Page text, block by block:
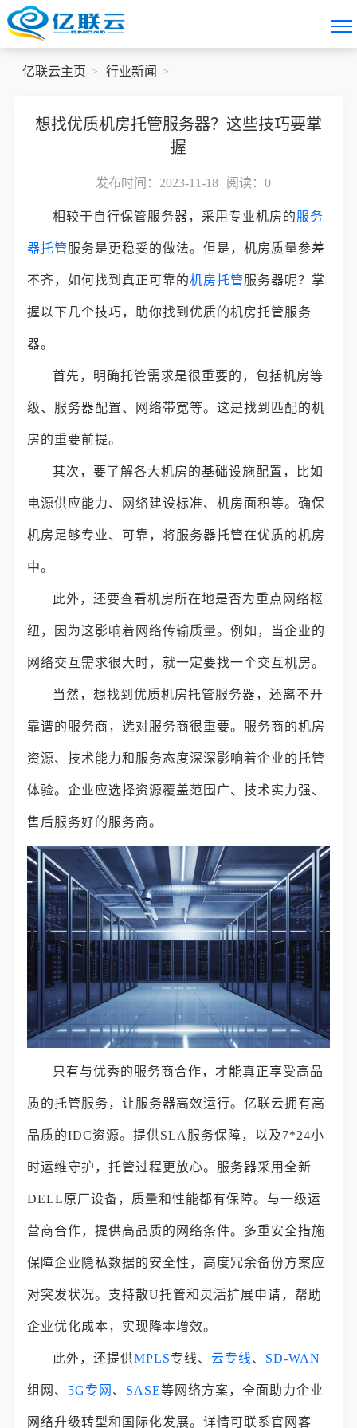
亿联云主页 行业新闻
想找优质机房托管服务器？这些技巧要掌
握
发布时间：2023-11-18 阅读： 0
相较于自行保管服务器，采用专业机房的服务
器托管服务是更稳妥的做法。但是，机房质量参差
不齐，如何找到真正可靠的机房托管服务器呢？掌
握以下几个技巧，助你找到优质的机房托管服务
器。
首先，明确托管需求是很重要的，包括机房等
级、服务器配置、网络带宽等。这是找到匹配的机
房的重要前提。
其次，要了解各大机房的基础设施配置，比如
电源供应能力、网络建设标准、机房面积等。确保
机房足够专业、可靠，将服务器托管在优质的机房
中。
此外，还要查看机房所在地是否为重点网络枢
纽，因为这影响着网络传输质量。例如，当企业的
网络交互需求很大时，就一定要找一个交互机房。
当然，想找到优质机房托管服务器，还离不开
靠谱的服务商，选对服务商很重要。服务商的机房
资源、技术能力和服务态度深深影响着企业的托管
体验。企业应选择资源覆盖范围广、技术实力强、
售后服务好的服务商。
只有与优秀的服务商合作，才能真正享受高品
质的托管服务，让服务器高效运行。亿联云拥有高
品质的IDC资源。提供SLA服务保障，以及7*24小
时运维守护，托管过程更放心。服务器采用全新
DELL原厂设备，质量和性能都有保障。与一级运
营商合作，提供高品质的网络条件。多重安全措施
保障企业隐私数据的安全性，高度冗余备份方案应
对突发状况。支持散U托管和灵活扩展申请，帮助
企业优化成本，实现降本增效。
此外，还提供MPLS专线、云专线、 SD-WAN
组网、 5G专网 、 SASE等网络方案，全面助力企业
网络升级转型和国际化发展。详情可联系官网客